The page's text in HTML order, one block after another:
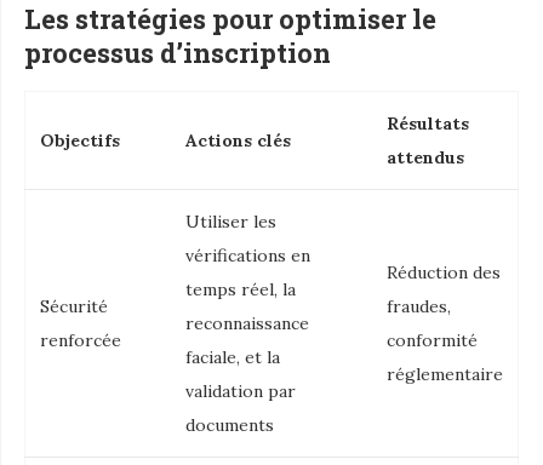
Les stratégies pour optimiser le
processus d’inscription
Objectifs Actions clés
Résultats
attendus
Sécurité
renforcée
Utiliser les
vérifications en
temps réel, la
reconnaissance
faciale, et la
validation par
documents
Réduction des
fraudes,
conformité
réglementaire